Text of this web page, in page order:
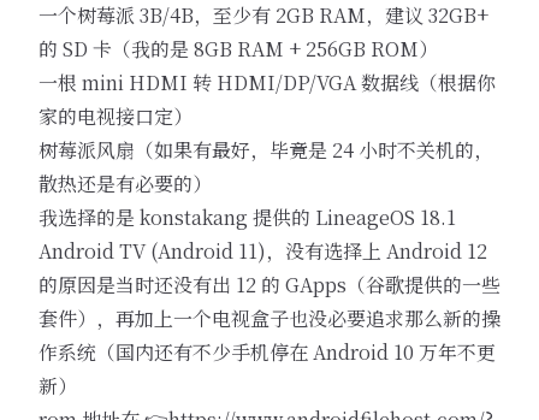
一个树莓派 3B/4B，至少有 2GB RAM，建议 32GB+
的 SD 卡（我的是 8GB RAM + 256GB ROM）
一根 mini HDMI 转 HDMI/DP/VGA 数据线（根据你
家的电视接口定）
树莓派风扇（如果有最好，毕竟是 24 小时不关机的，
散热还是有必要的）
我选择的是 konstakang 提供的 LineageOS 18.1
Android TV (Android 11)，没有选择上 Android 12
的原因是当时还没有出 12 的 GApps（谷歌提供的一些
套件），再加上一个电视盒子也没必要追求那么新的操
作系统（国内还有不少手机停在 Android 10 万年不更
新）